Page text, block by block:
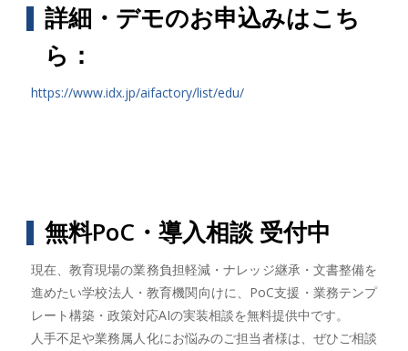
詳細・デモのお申込みはこち
ら：
https://www.idx.jp/aifactory/list/edu/
無料PoC・導入相談 受付中
現在、教育現場の業務負担軽減・ナレッジ継承・文書整備を
進めたい学校法人・教育機関向けに、PoC支援・業務テンプ
レート構築・政策対応AIの実装相談を無料提供中です。
人手不足や業務属人化にお悩みのご担当者様は、ぜひご相談